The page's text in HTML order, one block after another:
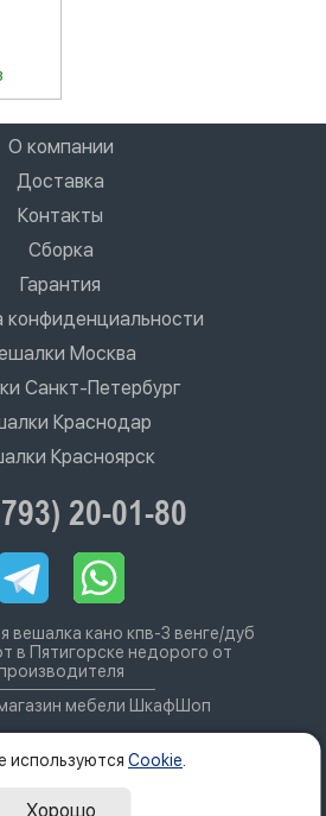
О компании
Доставка
Контакты
Сборка
Гарантия
конфиденциальности
Москва
Санкт-Петербург
Краснодар
Красноярск
20-01-80
вешалка кано кпв-3 венге/дуб
в Пятигорске недорого от
производителя
мебели ШкафШоп
используются Cookie
Хорошо